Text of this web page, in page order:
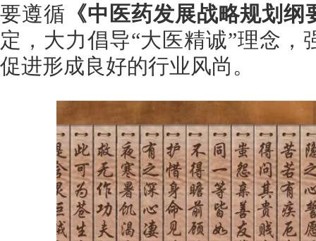
要遵循 《中医药发展战略规划
定，大力倡导“大医精诚”理念
促进形成良好的行业风尚。